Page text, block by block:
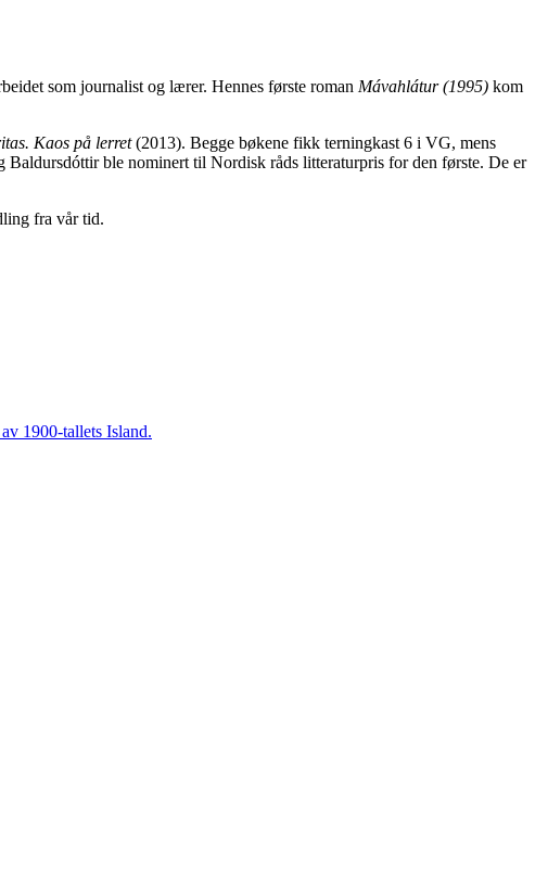
som journalist og lærer. Hennes første roman Mávahlátur (1995) kom
Kaos på lerret(2013). Begge bøkene fikk terningkast 6 i VG, mens
ble nominert til Nordisk råds litteraturpris for den første. De er
fra vår tid.
1900-tallets Island.